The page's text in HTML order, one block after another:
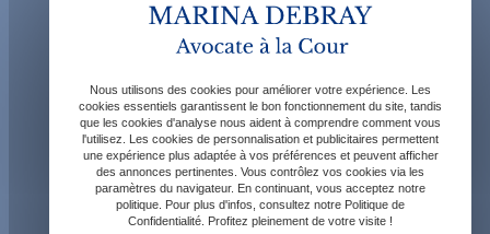
Email
contact@avocatdebray.fr
Horaires
Lundi - Vendredi : 9h - 19h
Nous utilisons des cookies pour améliorer votre expérience. Les
cookies essentiels garantissent le bon fonctionnement du site, tandis
que les cookies d'analyse nous aident à comprendre comment vous
l'utilisez. Les cookies de personnalisation et publicitaires permettent
une expérience plus adaptée à vos préférences et peuvent afficher
des annonces pertinentes. Vous contrôlez vos cookies via les
paramètres du navigateur. En continuant, vous acceptez notre
politique. Pour plus d'infos, consultez notre Politique de
Confidentialité. Profitez pleinement de votre visite !